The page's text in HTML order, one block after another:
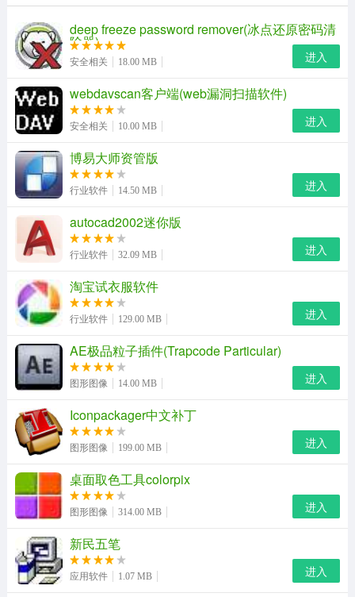
提前防御
无需关端口、打补丁、开启防火墙
——实现效果
有效阻止已知勒索病毒
有效防御未知勒索病毒破坏文件
智能诱饵
基于机器学习的文件格式判定规则
智能勒索代码行为监测
通过分析大量的勒索病毒的行为点，比如说所有的勒索病
毒都要锁文件，都要弹出窗口，告诉用户要交赎金，我们
把这些具体病毒的行为抽离出来，形成了一个防御的工具,
把所有要进行锁文件、要赎金的可疑程序的行为识别出
来，拦截住，这样就能达到防御未知勒索病毒的效果。
常见问题
怎么卸载瑞星之剑
deep freeze password remover(冰点还原密码清
除器)
安全相关 18.00 MB 进入
webdavscan客户端(web漏洞扫描软件)
安全相关 10.00 MB 进入
博易大师资管版
行业软件 14.50 MB 进入
autocad2002迷你版
行业软件 32.09 MB 进入
淘宝试衣服软件
行业软件 129.00 MB 进入
AE极品粒子插件(Trapcode Particular)
图形图像 14.00 MB 进入
Iconpackager中文补丁
图形图像 199.00 MB 进入
桌面取色工具colorpix
图形图像 314.00 MB 进入
新民五笔
应用软件 1.07 MB 进入